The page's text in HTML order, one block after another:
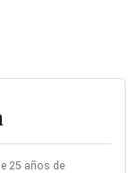
25 años de